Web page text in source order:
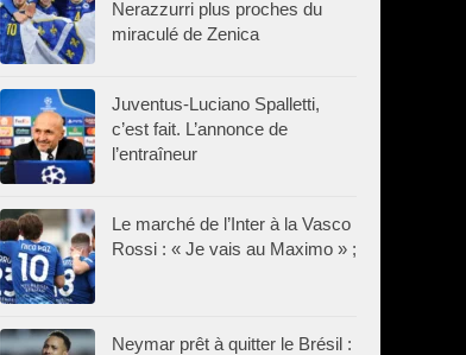
Nerazzurri plus proches du
miraculé de Zenica
Juventus-Luciano Spalletti,
c’est fait. L’annonce de
l’entraîneur
Le marché de l’Inter à la Vasco
Rossi : « Je vais au Maximo » ;
Neymar prêt à quitter le Brésil :